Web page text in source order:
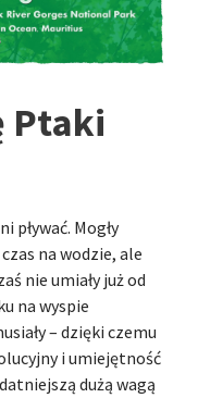
Ptaki
pływać. Mogły
na wodzie, ale
nie umiały już od
na wyspie
– dzięki czemu
i umiejętność
dużą wagą